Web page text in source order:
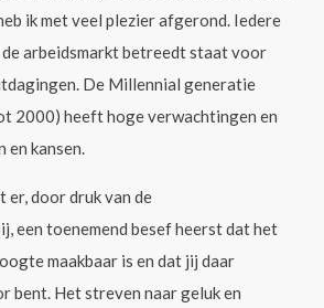
ik met veel plezier afgerond. Iedere
arbeidsmarkt betreedt staat voor
De Millennial generatie
2000) heeft hoge verwachtingen en
en kansen.
er, door druk van de
een toenemend besef heerst dat het
maakbaar is en dat jij daar
bent. Het streven naar geluk en